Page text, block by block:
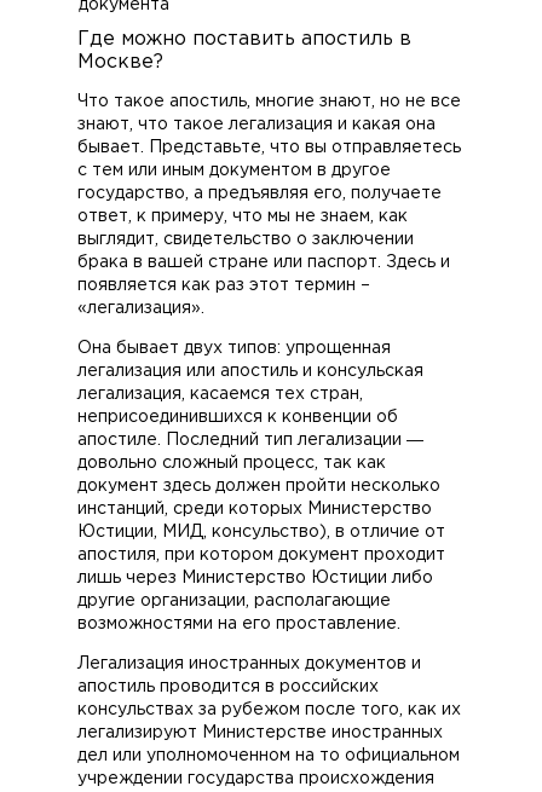
документа
Где можно поставить апостиль в
Москве?
Что такое апостиль, многие знают, но не все
знают, что такое легализация и какая она
бывает. Представьте, что вы отправляетесь
с тем или иным документом в другое
государство, а предъявляя его, получаете
ответ, к примеру, что мы не знаем, как
выглядит, свидетельство о заключении
брака в вашей стране или паспорт. Здесь и
появляется как раз этот термин –
«легализация».
Она бывает двух типов: упрощенная
легализация или апостиль и консульская
легализация, касаемся тех стран,
неприсоединившихся к конвенции об
апостиле. Последний тип легализации ―
довольно сложный процесс, так как
документ здесь должен пройти несколько
инстанций, среди которых Министерство
Юстиции, МИД, консульство), в отличие от
апостиля, при котором документ проходит
лишь через Министерство Юстиции либо
другие организации, располагающие
возможностями на его проставление.
Легализация иностранных документов и
апостиль проводится в российских
консульствах за рубежом после того, как их
легализируют Министерстве иностранных
дел или уполномоченном на то официальном
учреждении государства происхождения